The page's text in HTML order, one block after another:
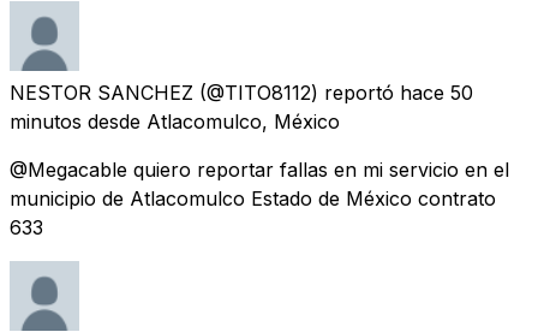
NESTOR SANCHEZ (@TITO8112) reportó hace 50
minutos desde Atlacomulco, México
@Megacable quiero reportar fallas en mi servicio en el
municipio de Atlacomulco Estado de México contrato
633